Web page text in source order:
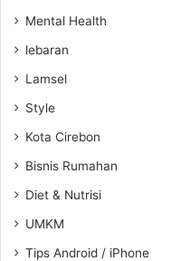
Mental Health
lebaran
Lamsel
Style
Kota Cirebon
Bisnis Rumahan
Diet & Nutrisi
UMKM
Tips Android / iPhone